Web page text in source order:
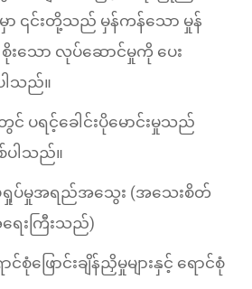
ာ ၎င်းတို့သည် မှန်ကန်သော မှုန်
စိုးသော လုပ်ဆောင်မှုကို ပေး
ါသည်။
ပရင့်ခေါင်းပိုမောင်းမှုသည်
ပါသည်။
ပုံရှုပ်မှုအရည်အသွေး (အသေးစိတ်
ေးကြီးသည်)
စုံဖြောင်းချိန်ညှိမှုများနှင့် ရောင်စုံ